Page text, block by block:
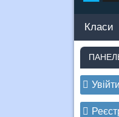
Класи
Увійти